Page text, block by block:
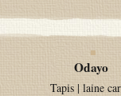
Odayo
Tapis | laine